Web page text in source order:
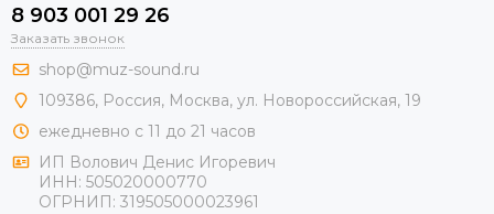
8 903 001 29 26
Заказать звонок
shop@muz-sound.ru
109386, Россия, Москва, ул. Новороссийская, 19
ежедневно с 11 до 21 часов
ИП Волович Денис Игоревич
ИНН: 505020000770
ОГРНИП: 319505000023961